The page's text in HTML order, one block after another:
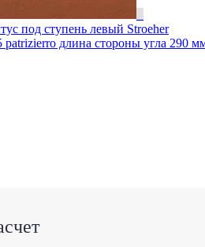
под ступень левый Stroeher
patrizierro длина стороны угла 290